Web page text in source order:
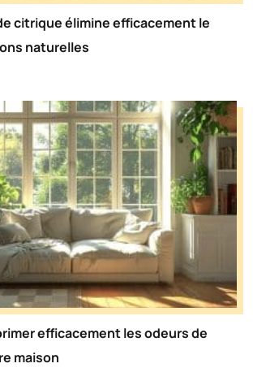
citrique élimine efficacement le
naturelles
efficacement les odeurs de
maison